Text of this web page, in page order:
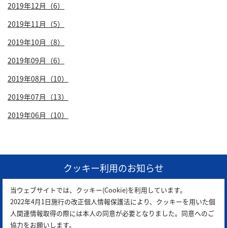
2019年12月（6）
2019年11月（5）
2019年10月（8）
2019年09月（6）
2019年08月（10）
2019年07月（13）
2019年06月（10）
1
クッキー利用のお知らせ
当ウェブサイトでは、クッキー(Cookie)を利用しています。
2022年4月1日施行の改正個人情報保護法により、クッキーを用いた個
人関連情報取得の際には本人の同意が必要となりました。同意へのご
協力をお願いします。